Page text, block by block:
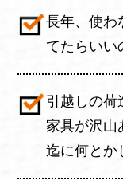
長年、使わ
てたらいい
引越しの荷
家具が沢山
迄に何とか